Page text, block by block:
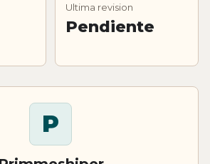
Ultima revision
Pendiente
P